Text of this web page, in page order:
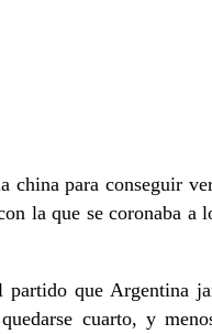
china para conseguir
la que se coronaba a
que Argentina
cuarto, y